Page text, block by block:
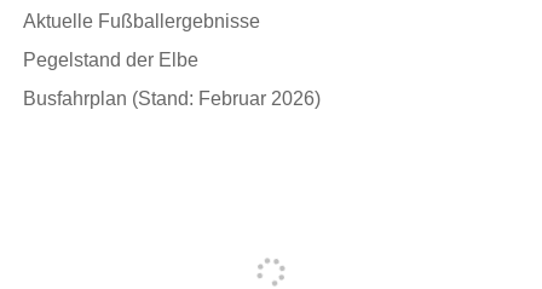
Aktuelle Fußballergebnisse
Pegelstand der Elbe
Busfahrplan (Stand: Februar 2026)